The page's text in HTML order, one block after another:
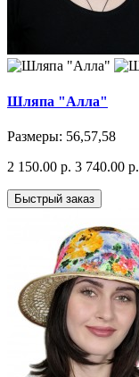
Шляпа "Алла"
Размеры: 56,57,58
2 150.00 р. 3 740.00 р.
Быстрый заказ